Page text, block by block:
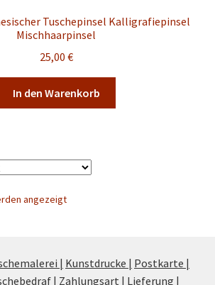
Tuschepinsel Kalligrafiepinsel
Mischhaarpinsel
25,00 €
In den Warenkorb
angezeigt
| Kunstdrucke | Postkarte |
| Zahlungsart | Lieferung |